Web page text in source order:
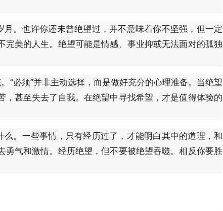
。也许你还未曾绝望过，并不意味着你不坚强，但一定
美的人生。绝望可能是情感、事业抑或无法面对的孤独
必须”并非主动选择，而是做好充分的心理准备。当绝望
甚至失去了自我。在绝望中寻找希望，才是值得体验的
。一些事情，只有经历过了，才能明白其中的道理，和
气和激情。经历绝望，但不要被绝望吞噬。相反你要胜